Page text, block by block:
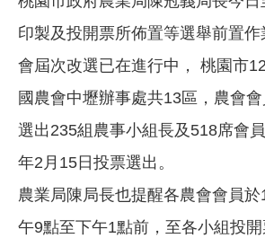
印製及投開票所佈置等選舉前置
會屆次改選已在進行中， 桃園市
國農會中壢辦事處共13區，農會會
選出235組農事小組長及518席會
年2月15日投票選出。
農業局陳局長也提醒各農會會員
午9點至下午1點前，至各小組投